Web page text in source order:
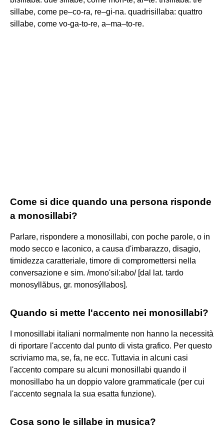
sillabe, come pe–co-ra, re–gi-na. quadrisillaba: quattro
sillabe, come vo-ga-to-re, a–ma–to-re.
Come si dice quando una persona risponde
a monosillabi?
Parlare, rispondere a monosillabi, con poche parole, o in
modo secco e laconico, a causa d'imbarazzo, disagio,
timidezza caratteriale, timore di compromettersi nella
conversazione e sim. /mono'sil:abo/ [dal lat. tardo
monosyllăbus, gr. monosýllabos].
Quando si mette l'accento nei monosillabi?
I monosillabi italiani normalmente non hanno la necessità
di riportare l'accento dal punto di vista grafico. Per questo
scriviamo ma, se, fa, ne ecc. Tuttavia in alcuni casi
l'accento compare su alcuni monosillabi quando il
monosillabo ha un doppio valore grammaticale (per cui
l'accento segnala la sua esatta funzione).
Cosa sono le sillabe in musica?